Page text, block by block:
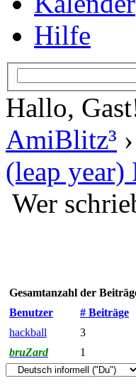
Hilfe
Hallo,
AmiBlitz³ ›
(leap year)
Wer
Gesamtanzahl der
Benutzer
# Beiträge
hackball
3
bruZard
1